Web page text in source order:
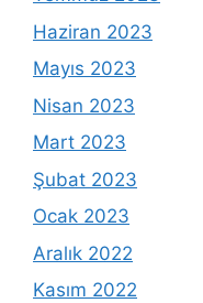
Haziran 2023
Mayıs 2023
Nisan 2023
Mart 2023
Şubat 2023
Ocak 2023
Aralık 2022
Kasım 2022